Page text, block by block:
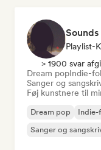
Playlist-
> 1900 svar
Dream popIndie-
Sanger og
Føj kunstnere til
Dream pop
Sanger og